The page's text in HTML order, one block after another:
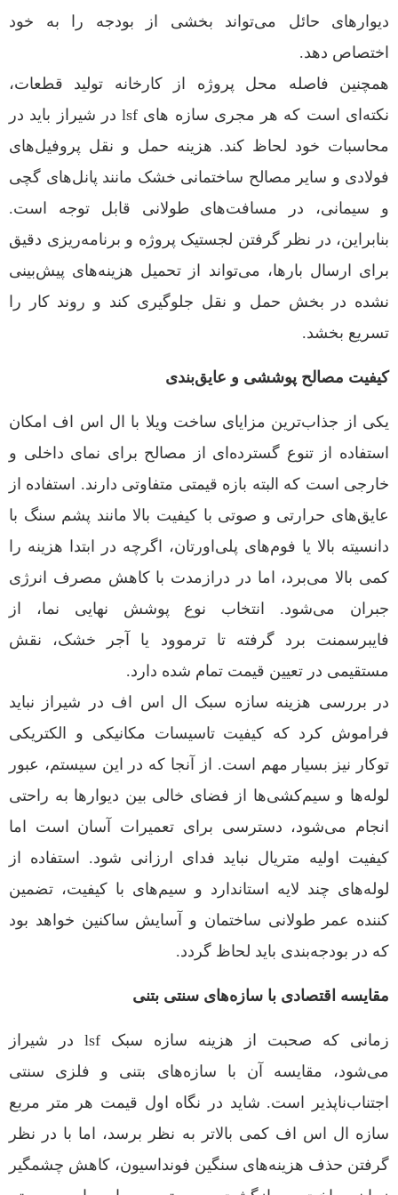
دیوارهای حائل می‌تواند بخشی از بودجه را به خود
اختصاص دهد.
همچنین فاصله محل پروژه از کارخانه تولید قطعات،
نکته‌ای است که هر مجری سازه های lsf در شیراز باید در
محاسبات خود لحاظ کند. هزینه حمل و نقل پروفیل‌های
فولادی و سایر مصالح ساختمانی خشک مانند پانل‌های گچی
و سیمانی، در مسافت‌های طولانی قابل توجه است.
بنابراین، در نظر گرفتن لجستیک پروژه و برنامه‌ریزی دقیق
برای ارسال بارها، می‌تواند از تحمیل هزینه‌های پیش‌بینی
نشده در بخش حمل و نقل جلوگیری کند و روند کار را
تسریع بخشد.
کیفیت مصالح پوششی و عایق‌بندی
یکی از جذاب‌ترین مزایای ساخت ویلا با ال اس اف امکان
استفاده از تنوع گسترده‌ای از مصالح برای نمای داخلی و
خارجی است که البته بازه قیمتی متفاوتی دارند. استفاده از
عایق‌های حرارتی و صوتی با کیفیت بالا مانند پشم سنگ با
دانسیته بالا یا فوم‌های پلی‌اورتان، اگرچه در ابتدا هزینه را
کمی بالا می‌برد، اما در درازمدت با کاهش مصرف انرژی
جبران می‌شود. انتخاب نوع پوشش نهایی نما، از
فایبرسمنت برد گرفته تا ترموود یا آجر خشک، نقش
مستقیمی در تعیین قیمت تمام شده دارد.
در بررسی هزینه سازه سبک ال اس اف در شیراز نباید
فراموش کرد که کیفیت تاسیسات مکانیکی و الکتریکی
توکار نیز بسیار مهم است. از آنجا که در این سیستم، عبور
لوله‌ها و سیم‌کشی‌ها از فضای خالی بین دیوارها به راحتی
انجام می‌شود، دسترسی برای تعمیرات آسان است اما
کیفیت اولیه متریال نباید فدای ارزانی شود. استفاده از
لوله‌های چند لایه استاندارد و سیم‌های با کیفیت، تضمین
کننده عمر طولانی ساختمان و آسایش ساکنین خواهد بود
که در بودجه‌بندی باید لحاظ گردد.
مقایسه اقتصادی با سازه‌های سنتی بتنی
زمانی که صحبت از هزینه سازه سبک lsf در شیراز
می‌شود، مقایسه آن با سازه‌های بتنی و فلزی سنتی
اجتناب‌ناپذیر است. شاید در نگاه اول قیمت هر متر مربع
سازه ال اس اف کمی بالاتر به نظر برسد، اما با در نظر
گرفتن حذف هزینه‌های سنگین فونداسیون، کاهش چشمگیر